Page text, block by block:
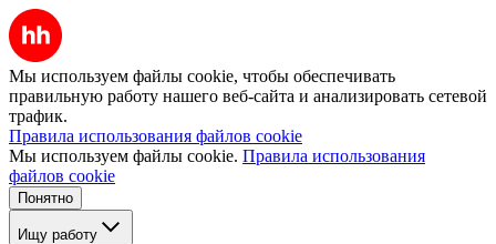
Мы используем файлы cookie, чтобы обеспечивать
правильную работу нашего веб-сайта и анализировать сетевой
трафик.
Правила использования файлов cookie
Мы используем файлы cookie. Правила использования
файлов cookie
Понятно
Ищу работу